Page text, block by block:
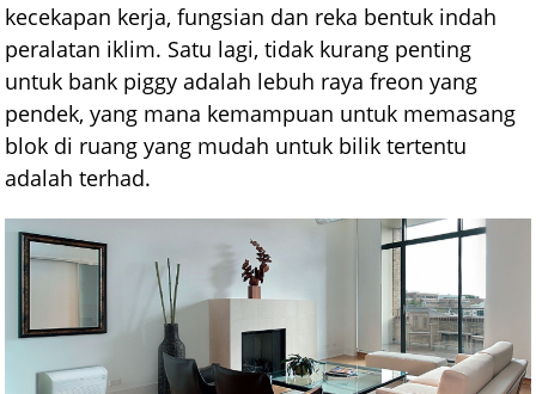
kecekapan kerja, fungsian dan reka bentuk indah
peralatan iklim. Satu lagi, tidak kurang penting
untuk bank piggy adalah lebuh raya freon yang
pendek, yang mana kemampuan untuk memasang
blok di ruang yang mudah untuk bilik tertentu
adalah terhad.